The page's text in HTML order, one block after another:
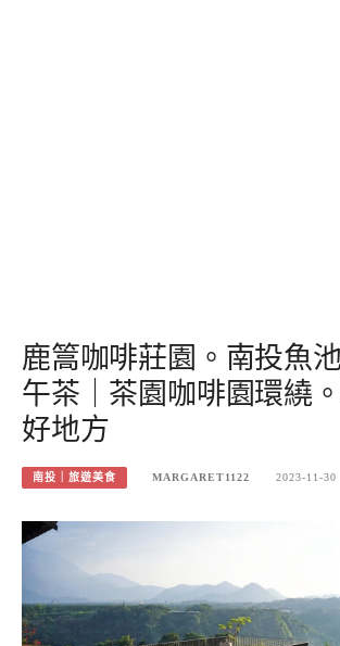
鹿篙咖啡莊園。南投魚
午茶｜茶園咖啡園環繞
好地方
南投｜旅遊美食 MARGARET1122 2023-11-30